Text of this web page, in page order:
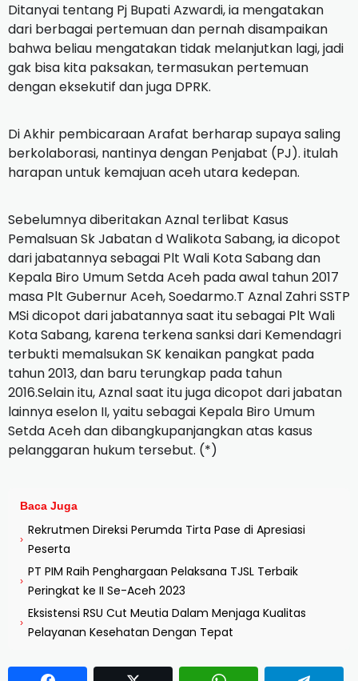
Ditanyai tentang Pj Bupati Azwardi, ia mengatakan
dari berbagai pertemuan dan pernah disampaikan
bahwa beliau mengatakan tidak melanjutkan lagi, jadi
gak bisa kita paksakan, termasukan pertemuan
dengan eksekutif dan juga DPRK.
Di Akhir pembicaraan Arafat berharap supaya saling
berkolaborasi, nantinya dengan Penjabat (PJ). itulah
harapan untuk kemajuan aceh utara kedepan.
Sebelumnya diberitakan Aznal terlibat Kasus
Pemalsuan Sk Jabatan d Walikota Sabang, ia dicopot
dari jabatannya sebagai Plt Wali Kota Sabang dan
Kepala Biro Umum Setda Aceh pada awal tahun 2017
masa Plt Gubernur Aceh, Soedarmo.T Aznal Zahri SSTP
MSi dicopot dari jabatannya saat itu sebagai Plt Wali
Kota Sabang, karena terkena sanksi dari Kemendagri
terbukti memalsukan SK kenaikan pangkat pada
tahun 2013, dan baru terungkap pada tahun
2016.Selain itu, Aznal saat itu juga dicopot dari jabatan
lainnya eselon II, yaitu sebagai Kepala Biro Umum
Setda Aceh dan dibangkupanjangkan atas kasus
pelanggaran hukum tersebut. (*)
Baca Juga
›
Rekrutmen Direksi Perumda Tirta Pase di Apresiasi
Peserta
›
PT PIM Raih Penghargaan Pelaksana TJSL Terbaik
Peringkat ke II Se-Aceh 2023
›
Eksistensi RSU Cut Meutia Dalam Menjaga Kualitas
Pelayanan Kesehatan Dengan Tepat